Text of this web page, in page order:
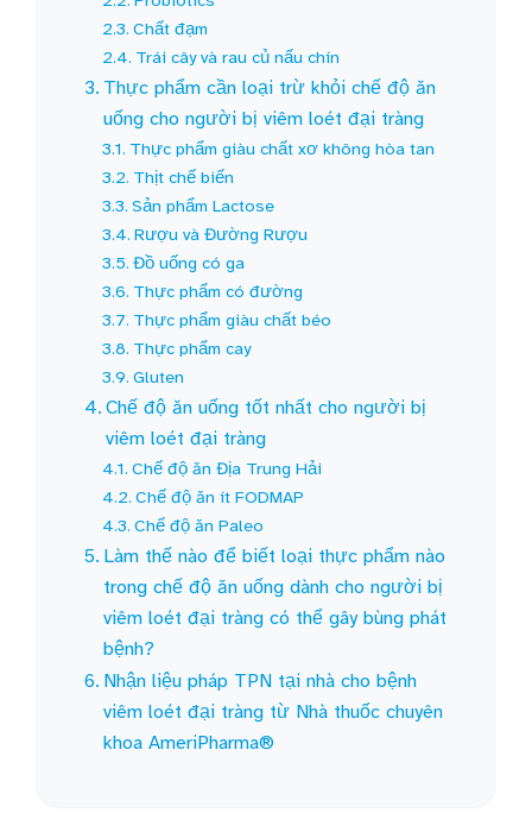
Chất đạm
Trái cây và rau củ nấu chín
Thực phẩm cần loại trừ khỏi chế độ ăn
uống cho người bị viêm loét đại tràng
Thực phẩm giàu chất xơ không hòa tan
Thịt chế biến
Sản phẩm Lactose
Rượu và Đường Rượu
Đồ uống có ga
Thực phẩm có đường
Thực phẩm giàu chất béo
Thực phẩm cay
Gluten
Chế độ ăn uống tốt nhất cho người bị
viêm loét đại tràng
Chế độ ăn Địa Trung Hải
Chế độ ăn ít FODMAP
Chế độ ăn Paleo
Làm thế nào để biết loại thực phẩm nào
trong chế độ ăn uống dành cho người bị
viêm loét đại tràng có thể gây bùng phát
bệnh?
Nhận liệu pháp TPN tại nhà cho bệnh
viêm loét đại tràng từ Nhà thuốc chuyên
khoa AmeriPharma®